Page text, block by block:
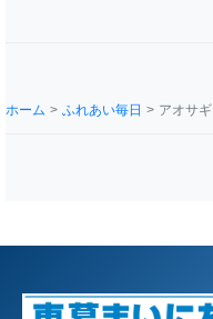
ホーム ふれあい毎日 アオサギ